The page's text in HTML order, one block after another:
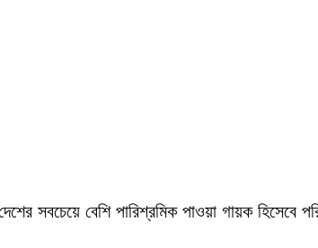
সবচেয়ে বেশি পারিশ্রমিক পাওয়া গায়ক